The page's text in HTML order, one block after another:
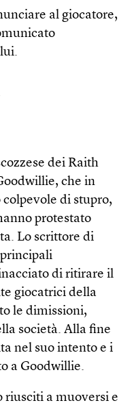
al giocatore,
dei Raith
che in
di stupro,
protestato
Lo scrittore di
di ritirare il
giocatrici della
le dimissioni,
società. Alla fine
nel suo intento e i
a Good­willie.
riusciti a muoversi e